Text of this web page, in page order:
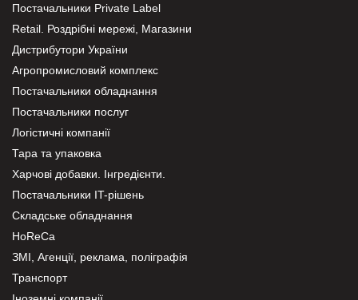
Постачальники Private Label
Retail. Роздрібні мережі, Магазини
Дистрибутори України
Агропромисловий комплекс
Постачальники обладнання
Постачальники послуг
Логістичні компанії
Тара та упаковка
Харчові добавки. Інгредієнти.
Постачальники IT-рішень
Складське обладнання
HoReCa
ЗМІ, Агенції, реклама, поліграфія
Транспорт